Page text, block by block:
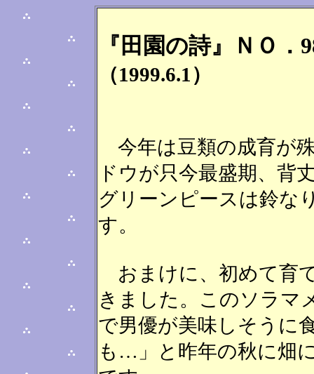
『田園の詩』ＮＯ
（1999.6.1）
今年は豆類の成育が
ドウが只今最盛期、背
グリーンピースは鈴な
す。
おまけに、初めて育
きました。このソラマ
で男優が美味しそうに
も…」と昨年の秋に畑